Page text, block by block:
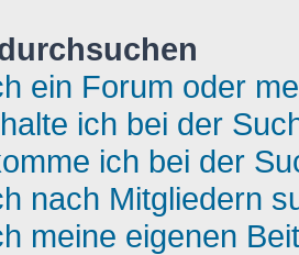
ein Forum oder
ich bei der
ich bei der
nach Mitgliedern
meine eigenen